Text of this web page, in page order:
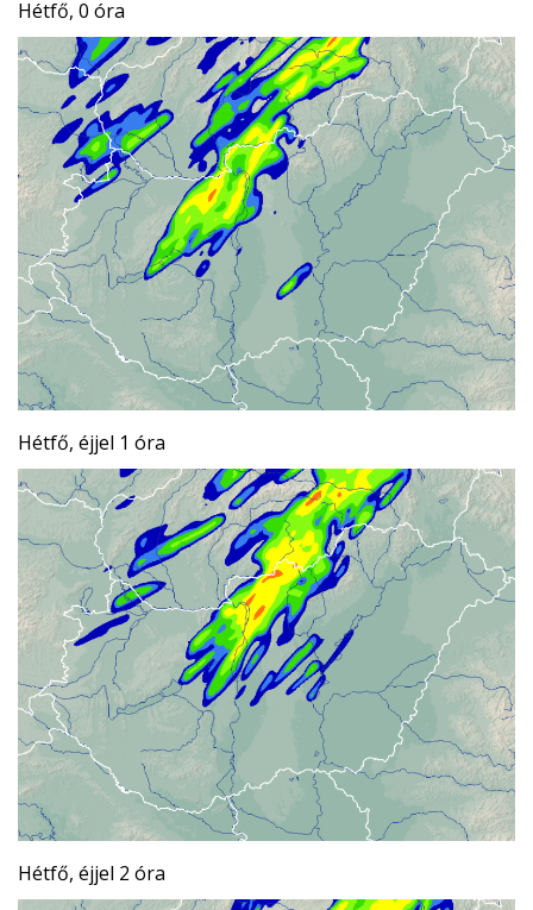
Hétfő, 0 óra
Hétfő, éjjel 1 óra
Hétfő, éjjel 2 óra